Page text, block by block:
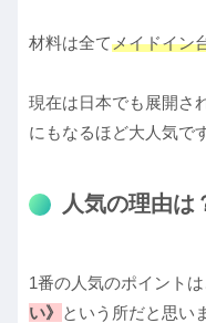
材料は全てメイドイン
現在は日本でも展開さ
にもなるほど大人気で
人気の理由は
1番の人気のポイント
い》 という所だと思い